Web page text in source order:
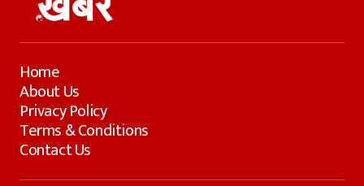
Home
About Us
Privacy Policy
Terms & Conditions
Contact Us